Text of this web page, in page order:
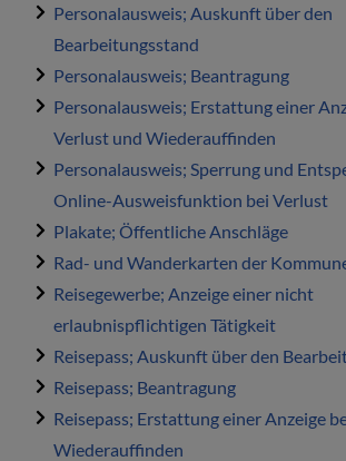
Personalausweis; Auskunft über den
Bearbeitungsstand
Personalausweis; Beantragung
Personalausweis; Erstattung einer
Verlust und Wiederauffinden
Personalausweis; Sperrung und
Online-Ausweisfunktion bei Verlust
Plakate; Öffentliche Anschläge
Rad- und Wanderkarten der
Reisegewerbe; Anzeige einer nicht
erlaubnispflichtigen Tätigkeit
Reisepass; Auskunft über den
Reisepass; Beantragung
Reisepass; Erstattung einer Anzeige
Wiederauffinden